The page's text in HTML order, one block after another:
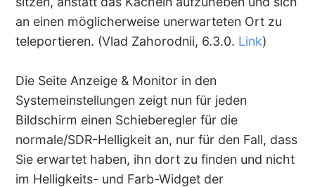
an einen möglicherweise unerwarteten Ort zu
teleportieren. (Vlad Zahorodnii, 6.3.0. Link)
Die Seite Anzeige & Monitor in den
Systemeinstellungen zeigt nun für jeden
Bildschirm einen Schieberegler für die
normale/SDR-Helligkeit an, nur für den Fall, dass
Sie erwartet haben, ihn dort zu finden und nicht
im Helligkeits- und Farb-Widget der